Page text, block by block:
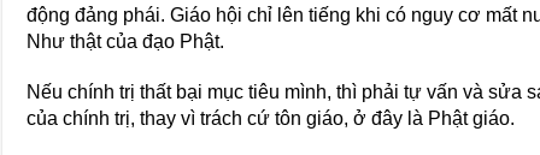
động đảng phái. Giáo hội chỉ lên tiếng khi có nguy cơ mất
Như thật của đạo Phật.
Nếu chính trị thất bại mục tiêu mình, thì phải tự vấn và sửa
của chính trị, thay vì trách cứ tôn giáo, ở đây là Phật giáo.